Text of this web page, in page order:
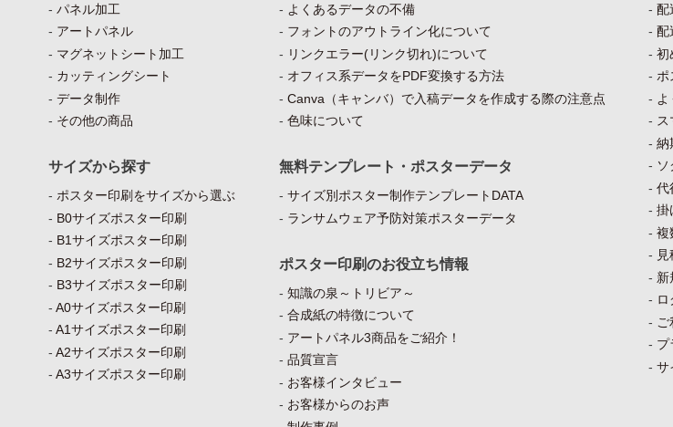
パネル加工
アートパネル
マグネットシート加工
カッティングシート
データ制作
その他の商品
サイズから探す
ポスター印刷をサイズから選ぶ
B0サイズポスター印刷
B1サイズポスター印刷
B2サイズポスター印刷
B3サイズポスター印刷
A0サイズポスター印刷
A1サイズポスター印刷
A2サイズポスター印刷
A3サイズポスター印刷
よくあるデータの不備
フォントのアウトライン化について
リンクエラー(リンク切れ)について
オフィス系データをPDF変換する方法
Canva（キャンバ）で入稿データを作成する際の注意点
色味について
無料テンプレート・ポスターデータ
サイズ別ポスター制作テンプレートDATA
ランサムウェア予防対策ポスターデータ
ポスター印刷のお役立ち情報
知識の泉～トリビア～
合成紙の特徴について
アートパネル3商品をご紹介！
品質宣言
お客様インタビュー
お客様からのお声
配
配
初
ポ
よ
ス
納
代
掛
複
新
ロ
ご
プ
サ